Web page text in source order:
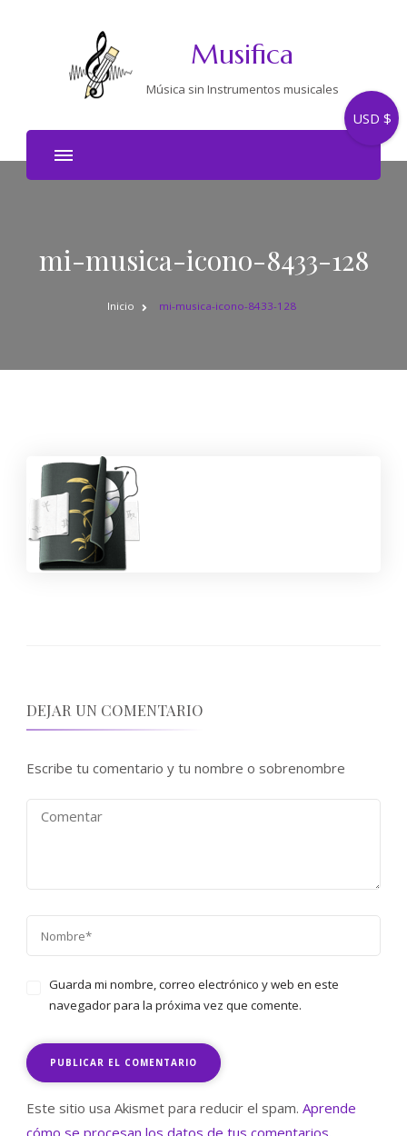
Musifica
Música sin Instrumentos musicales
mi-musica-icono-8433-128
Inicio mi-musica-icono-8433-128
DEJAR UN COMENTARIO
Escribe tu comentario y tu nombre o sobrenombre
Guarda mi nombre, correo electrónico y web en este
navegador para la próxima vez que comente.
Este sitio usa Akismet para reducir el spam. Aprende
cómo se procesan los datos de tus comentarios.
USD $